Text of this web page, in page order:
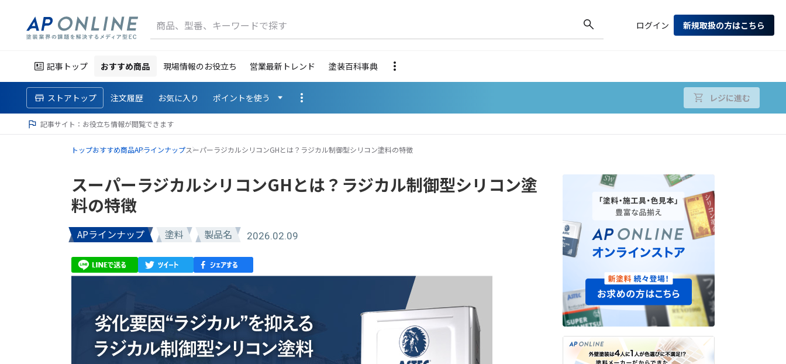
商品、型番、キーワードで探す ログイン 新規取扱の方はこちら
記事トップ おすすめ商品 現場情報のお役立ち 営業最新トレンド 塗装百科事典
ストアトップ 注文履歴 お気に入り ポイントを使う レジに進む
記事サイト：お役立ち情報が閲覧できます
トップおすすめ商品APラインナップスーパーラジカルシリコンGHとは？ラジカル制御型シリコン塗料の特徴
スーパーラジカルシリコンGHとは？ラジカル制御型シリコン塗
料の特徴
APラインナップ 塗料 製品名 2026.02.09